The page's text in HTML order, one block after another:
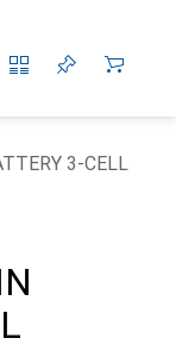
3-CELL